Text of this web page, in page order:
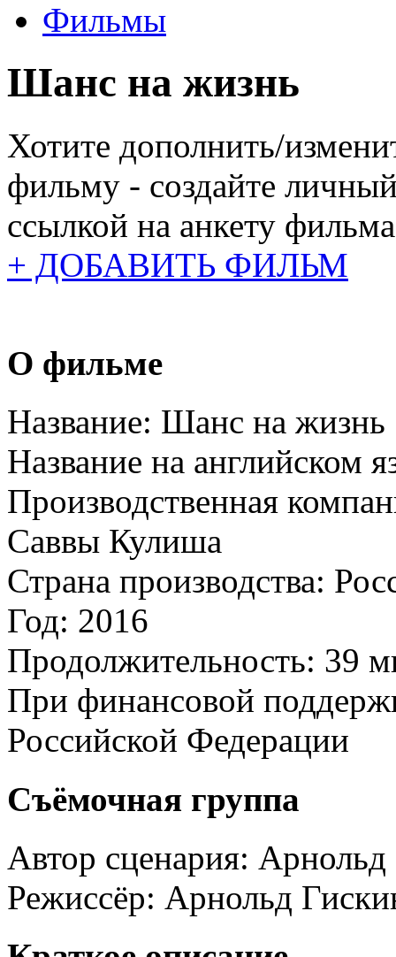
Фильмы
Шанс на жизнь
Хотите дополнить/
фильму - создайте
ссылкой на анкету
+ ДОБАВИТЬ ФИЛЬМ
О фильме
Название: Шанс на жизнь
Название на английском
Производственная
Саввы Кулиша
Страна производства:
Год: 2016
Продолжительность: 39
При финансовой
Российской Федерации
Съёмочная группа
Автор сценария: Арнольд
Режиссёр: Арнольд